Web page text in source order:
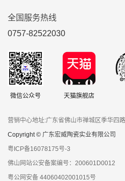
全国服务热线
0757-82522030
微信公众号 天猫旗舰店
营销中心地址:广东省佛山市禅城区季华四
Copyright © 广东宏威陶瓷实业有限公司
粤ICP备16078175号-3
佛山网站公安备案编号：200601D0012
粤公网安备 44060402001015号